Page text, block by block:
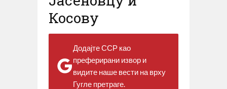
Косову
Додајте ССР као
преферирани извор и
видите наше вести на врху
Гугле претраге.